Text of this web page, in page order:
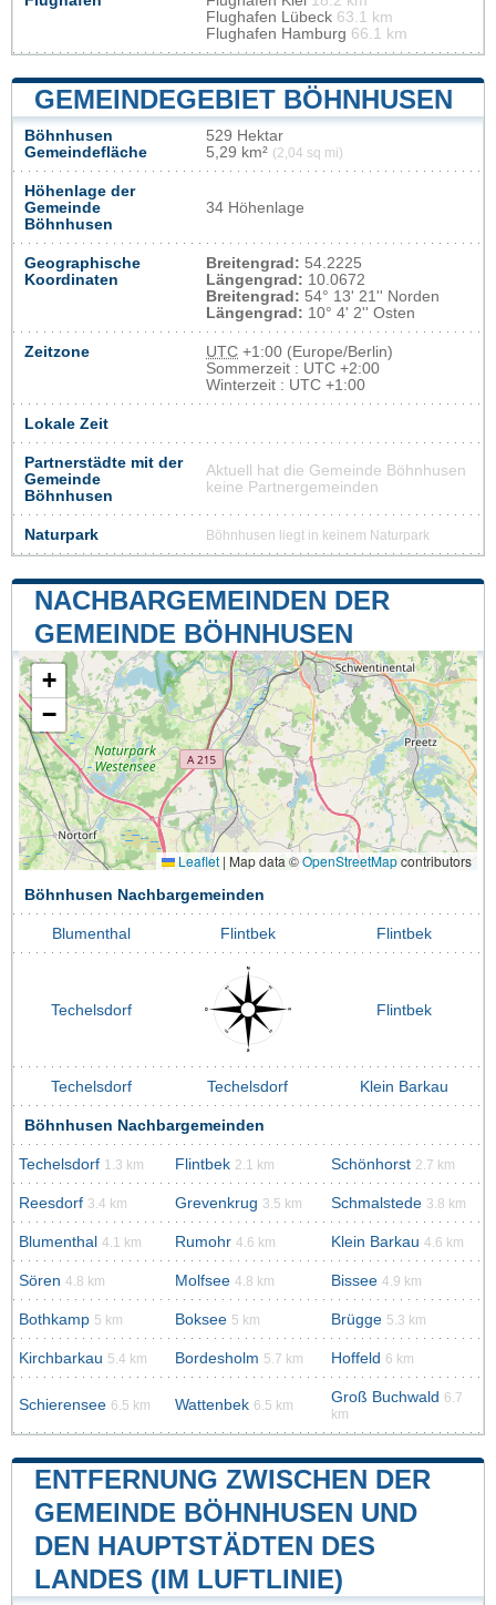
Flughafen Lübeck 63.1 km
Flughafen Hamburg 66.1 km
GEMEINDEGEBIET BÖHNHUSEN
Böhnhusen
Gemeindefläche
529 Hektar
5,29 km² (2,04 sq mi)
Höhenlage der
Gemeinde
Böhnhusen
34 Höhenlage
Geographische
Koordinaten
Breitengrad: 54.2225
Längengrad: 10.0672
Breitengrad: 54° 13' 21'' Norden
Längengrad: 10° 4' 2'' Osten
Zeitzone UTC +1:00 (Europe/Berlin)
Sommerzeit : UTC +2:00
Winterzeit : UTC +1:00
Lokale Zeit
Partnerstädte mit der
Gemeinde
Böhnhusen
Aktuell hat die Gemeinde Böhnhusen
keine Partnergemeinden
Naturpark Böhnhusen liegt in keinem Naturpark
NACHBARGEMEINDEN DER
GEMEINDE BÖHNHUSEN
+
−
Leaflet | Map data ©OpenStreetMapcontributors
Böhnhusen Nachbargemeinden
Blumenthal Flintbek Flintbek
Techelsdorf Flintbek
Techelsdorf Techelsdorf Klein Barkau
Böhnhusen Nachbargemeinden
Techelsdorf 1.3 km Flintbek 2.1 km Schönhorst 2.7 km
Reesdorf 3.4 km Grevenkrug 3.5 km Schmalstede 3.8 km
Blumenthal 4.1 km Rumohr 4.6 km Klein Barkau 4.6 km
Sören 4.8 km Molfsee 4.8 km Bissee 4.9 km
Bothkamp 5 km Boksee 5 km Brügge 5.3 km
Kirchbarkau 5.4 km Bordesholm 5.7 km Hoffeld 6 km
Schierensee 6.5 km Wattenbek 6.5 km Groß Buchwald 6.7
km
ENTFERNUNG ZWISCHEN DER
GEMEINDE BÖHNHUSEN UND
DEN HAUPTSTÄDTEN DES
LANDES (IM LUFTLINIE)